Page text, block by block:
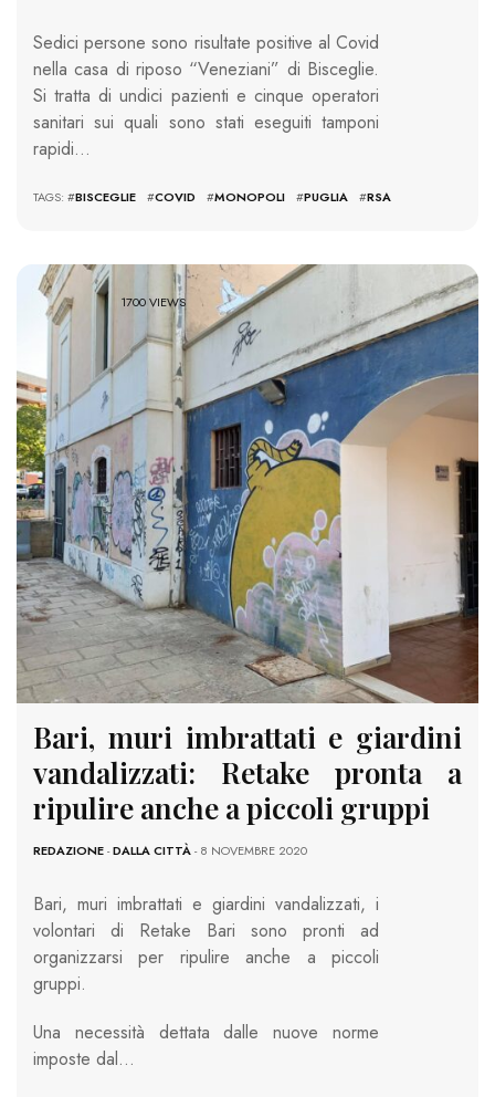
Sedici persone sono risultate positive al Covid
nella casa di riposo “Veneziani” di Bisceglie.
Si tratta di undici pazienti e cinque operatori
sanitari sui quali sono stati eseguiti tamponi
rapidi…
TAGS: #BISCEGLIE #COVID #MONOPOLI #PUGLIA #RSA
1700 VIEWS
Bari, muri imbrattati e giardini
vandalizzati: Retake pronta a
ripulire anche a piccoli gruppi
REDAZIONE-DALLA CITTÀ- 8 NOVEMBRE 2020
Bari, muri imbrattati e giardini vandalizzati, i
volontari di Retake Bari sono pronti ad
organizzarsi per ripulire anche a piccoli
gruppi.
Una necessità dettata dalle nuove norme
imposte dal…